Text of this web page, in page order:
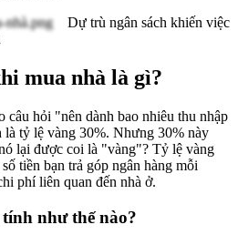
Dự trù ngân sách khiến việc
mua nhà là gì?
câu hỏi "nên dành bao nhiêu thu nhập
tỷ lệ vàng 30%. Nhưng 30% này
lại được coi là "vàng"? Tỷ lệ vàng
tiền bạn trả góp ngân hàng mỗi
phí liên quan đến nhà ở.
như thế nào?